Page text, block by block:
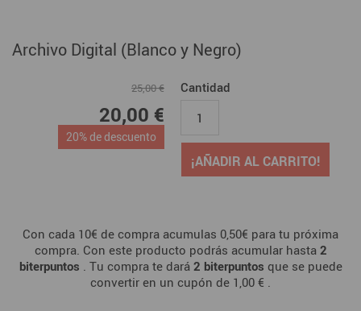
Archivo Digital (Blanco y Negro)
25,00 €
20,00 €
20% de descuento
Cantidad
¡AÑADIR AL CARRITO!
Con cada 10€ de compra acumulas 0,50€ para tu próxima
compra. Con este producto podrás acumular hasta 2
biterpuntos . Tu compra te dará 2 biterpuntos que se puede
convertir en un cupón de 1,00 € .